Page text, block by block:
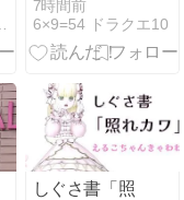
い理由がちゃ
んとある
7時間前
6×9=54 ドラクエ10
しぐさ書「照